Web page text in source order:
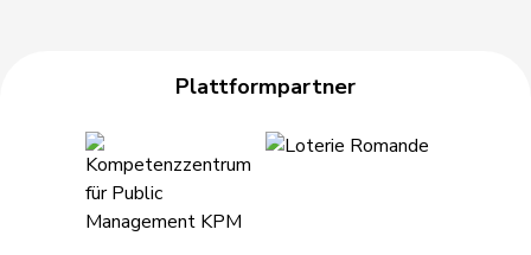
Plattformpartner